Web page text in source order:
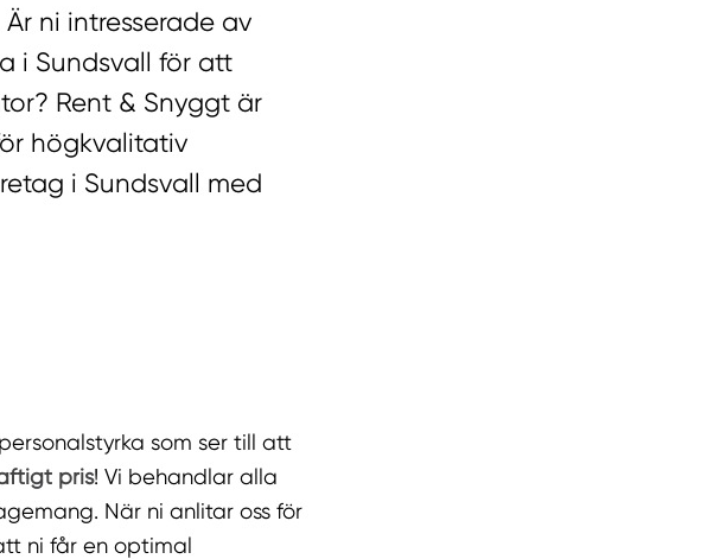
ni intresserade av
i Sundsvall för att
Rent & Snyggt är
högkvalitativ
i Sundsvall med
som ser till att
pris! Vi behandlar alla
När ni anlitar oss för
ni får en optimal